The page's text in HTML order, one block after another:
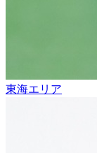
東海エリア